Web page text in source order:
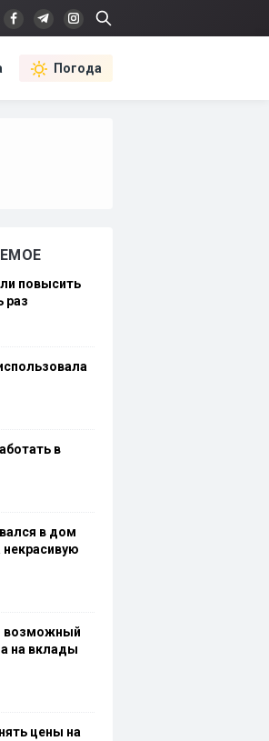
Погода
повысить
раз
в
в дом
возможный
на вклады
цены на